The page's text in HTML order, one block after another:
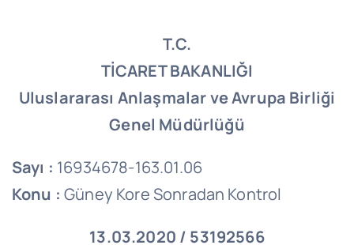
T.C.
TİCARET BAKANLIĞI
Uluslararası Anlaşmalar ve Avrupa Birliği
Genel Müdürlüğü
Sayı : 16934678-163.01.06
Konu : Güney Kore Sonradan Kontrol
13.03.2020 / 53192566